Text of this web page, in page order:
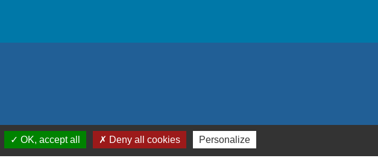
OK, accept all Deny all cookies Personalize